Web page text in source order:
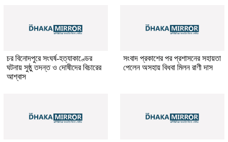
চর বিনোদপুরে সংঘর্ষ-হত্যাকাণ্ডের
ঘটনায় সুষ্ঠু তদন্ত ও দোষীদের বিচারের
আশ্বাস
সংবাদ প্রকাশের পর প্রশাসনের সহায়তা
পেলেন অসহায় বিধবা মিলন রাণী দাস